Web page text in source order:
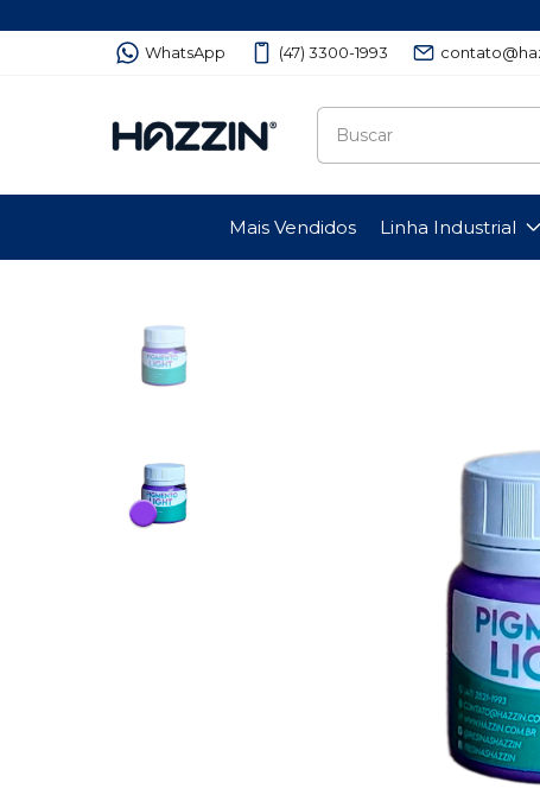
WhatsApp (47) 3300-1993
Mais Vendidos Linha Industrial